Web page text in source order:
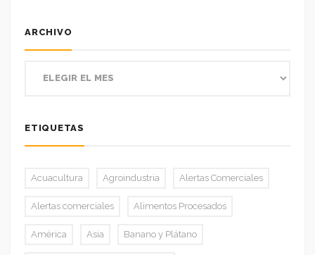
ARCHIVO
ETIQUETAS
Acuacultura Agroindustria Alertas Comerciales
Alertas comerciales Alimentos Procesados
América Asia Banano y Plátano